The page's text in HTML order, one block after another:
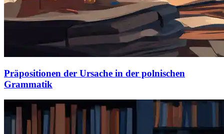
Präpositionen der Ursache in der polnischen
Grammatik